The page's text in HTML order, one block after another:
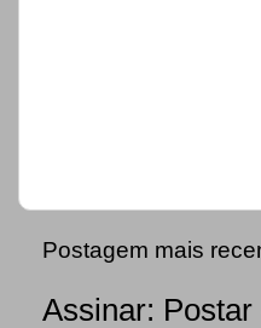
Postagem mais
Assinar: